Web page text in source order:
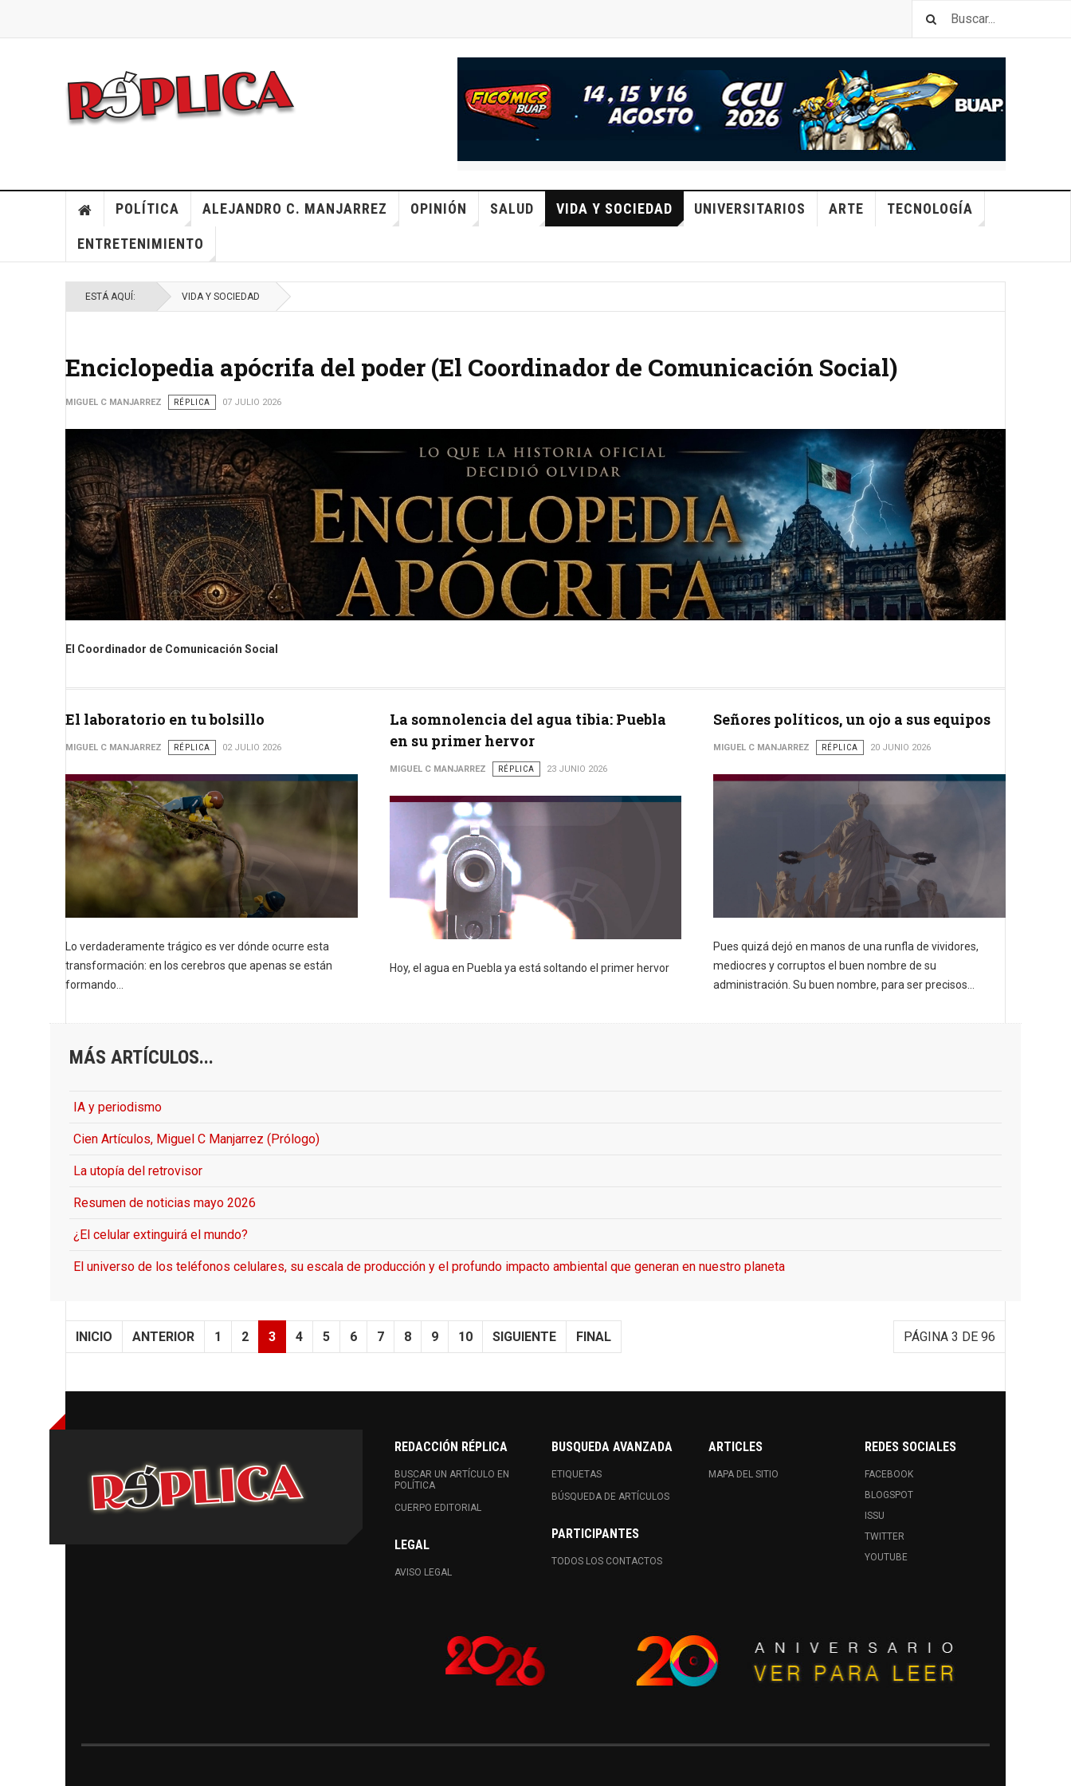
POLÍTICA ALEJANDRO C. MANJARREZ OPINIÓN SALUD VIDA Y SOCIEDAD UNIVERSITARIOS ARTE TECNOLOGÍA
ENTRETENIMIENTO
ESTÁ AQUÍ: VIDA Y SOCIEDAD
Enciclopedia apócrifa del poder (El Coordinador de Comunicación Social)
MIGUEL C MANJARREZ RÉPLICA 07 JULIO 2026
El Coordinador de Comunicación Social
El laboratorio en tu bolsillo
MIGUEL C MANJARREZ RÉPLICA 02 JULIO 2026
Lo verdaderamente trágico es ver dónde ocurre esta
transformación: en los cerebros que apenas se están
formando...
La somnolencia del agua tibia: Puebla
en su primer hervor
MIGUEL C MANJARREZ RÉPLICA 23 JUNIO 2026
Hoy, el agua en Puebla ya está soltando el primer hervor
Señores políticos, un ojo a sus equipos
MIGUEL C MANJARREZ RÉPLICA 20 JUNIO 2026
Pues quizá dejó en manos de una runfla de vividores,
mediocres y corruptos el buen nombre de su
administración. Su buen nombre, para ser precisos...
MÁS ARTÍCULOS...
IA y periodismo
Cien Artículos, Miguel C Manjarrez (Prólogo)
La utopía del retrovisor
Resumen de noticias mayo 2026
¿El celular extinguirá el mundo?
El universo de los teléfonos celulares, su escala de producción y el profundo impacto ambiental que generan en nuestro planeta
PÁGINA 3 DE 96
INICIO ANTERIOR 1 2 3 4 5 6 7 8 9 10 SIGUIENTE FINAL
REDACCIÓN RÉPLICA
BUSCAR UN ARTÍCULO EN
POLÍTICA
CUERPO EDITORIAL
LEGAL
AVISO LEGAL
BUSQUEDA AVANZADA
ETIQUETAS
BÚSQUEDA DE ARTÍCULOS
PARTICIPANTES
TODOS LOS CONTACTOS
ARTICLES
MAPA DEL SITIO
REDES SOCIALES
FACEBOOK
BLOGSPOT
ISSU
TWITTER
YOUTUBE